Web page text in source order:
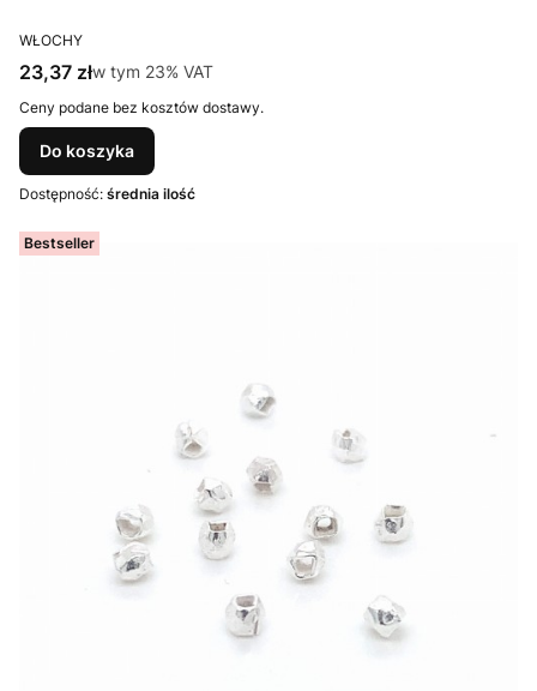
PRODUCENT
WŁOCHY
Cena brutto
23,37 złw tym %s VAT
w tym 23% VAT
Ceny podane bez kosztów dostawy.
Do koszyka
Dostępność: średnia ilość
Bestseller